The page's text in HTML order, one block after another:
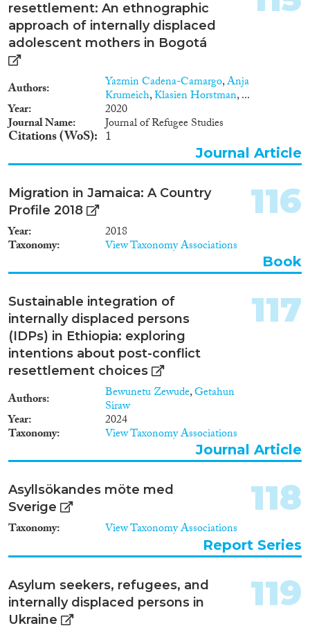
Service of 23.04.2012 No.
353/271/150 “On approval of
Instruction on compulsory
expulsion of foreigners and
this Decree, ‘compulsory return’
and ‘compulsory expulsion’
represent the system of
administrative and legal
measures aimed at forcing a
foreigner or a stateless person to
leave the territory of the state
established that Ukrainian
legislation in principle does not
for the term ‘voluntary return’,
and from our point of view this
is an oversight, as far as
legislation determines procedure
a definition for this legal term.
resettlement: An ethnographic
approach of internally displaced
adolescent mothers in Bogotá
Authors Yazmin Cadena-Camargo,Anja
Krumeich,Klasien Horstman, ...
Year 2020
Journal Name Journal of Refugee Studies
Citations (WoS) 1
Journal Article
Migration in Jamaica: A Country
Profile 2018
Year 2018
Taxonomy View Taxonomy Associations
116
Book
Sustainable integration of
internally displaced persons
(IDPs) in Ethiopia: exploring
intentions about post-conflict
resettlement choices
Authors Bewunetu Zewude,Getahun
Siraw
Year 2024
Taxonomy View Taxonomy Associations
117
Journal Article
Asyllsökandes möte med
Sverige
Taxonomy View Taxonomy Associations
118
Report Series
Asylum seekers, refugees, and
internally displaced persons in
Ukraine
119